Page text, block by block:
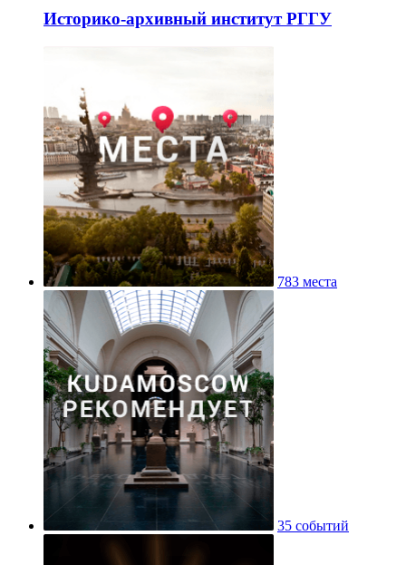
Историко-архивный институт РГГУ
783 места
35 событий